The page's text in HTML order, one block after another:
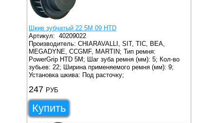
Шкив зубчатый 22 5M 09 HTD
Артикул:40209022
Производитель: CHIARAVALLI, SIT, TIC, BEA,
MEGADYNE, CCGMF, MARTIN; Тип ремня:
PowerGrip HTD 5M; Шаг зуба ремня (мм): 5; Кол-во
зубьев: 22; Ширина применяемого ремня (мм): 9;
Установка шкива: Под расточку;
247 РУБ
Купить